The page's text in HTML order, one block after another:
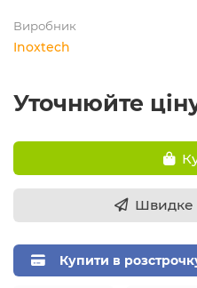
Виробник
Inoxtech
Уточнюйте
Швидке
Купити в